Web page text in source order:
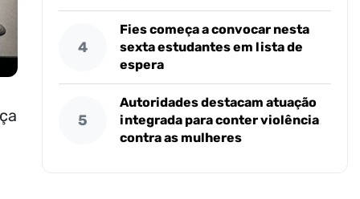
4
Fies começa a convocar nesta
sexta estudantes em lista de
espera
5
Autoridades destacam atuação
integrada para conter violência
contra as mulheres